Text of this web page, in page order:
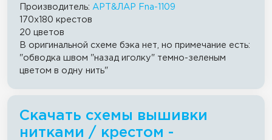
Производитель: АРТ&ЛАР Fna-1109
170x180 крестов
20 цветов
В оригинальной схеме бэка нет, но примечание есть:
"обводка швом "назад иголку" темно-зеленым
цветом в одну нить"
Скачать схемы вышивки
нитками / крестом -